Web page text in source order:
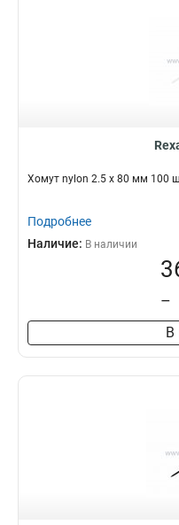
Хомут nylon 2.5 х 80 мм 100
Подробнее
Наличие: В наличии
–
В